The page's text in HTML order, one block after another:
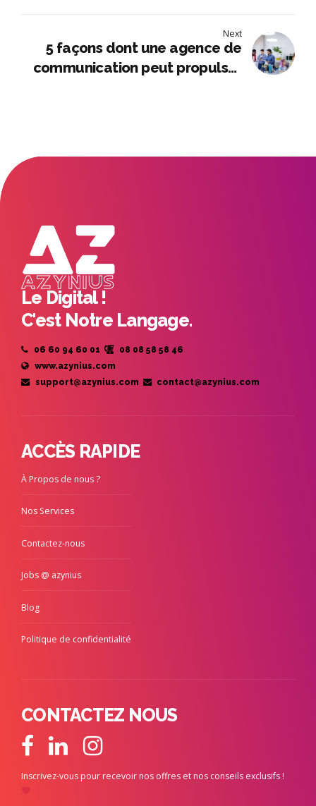
Next
5 façons dont une agence de
communication peut propulser
Le Digital !
C'est Notre Langage.
06 60 94 60 01
08 08 58 58 46
www.azynius.com
support@azynius.com
contact@azynius.com
ACCÈS RAPIDE
À Propos de nous ?
Nos Services
Contactez-nous
Jobs @ azynius
Blog
Politique de confidentialité
CONTACTEZ NOUS
Inscrivez-vous pour recevoir nos offres et nos conseils exclusifs !